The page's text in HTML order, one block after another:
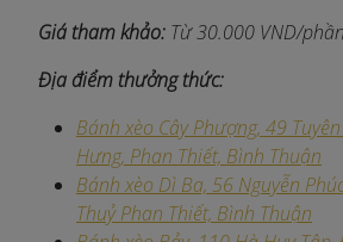
Giá tham khảo: Từ 30.000 VND/phần
Địa điểm thưởng thức:
Bánh xèo Cây Phượng, 49
Hưng, Phan Thiết, Bình Thuận​
Bánh xèo Dì Ba, 56 Nguyễn
Thuỷ Phan Thiết, Bình Thuận​